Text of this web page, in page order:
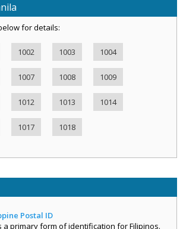
for details:
1002 1003 1004
1007 1008 1009
1012 1013 1014
1017 1018
Postal ID
a primary form of identification for Filipinos.